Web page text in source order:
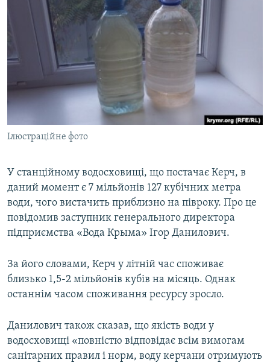
ВСЕ ЗА ДЕНЬ
СПЕЦПРОЕКТИ
ДЕПОРТАЦІЯ
ВІДЕОУРОКИ «ELIFBE»
СВІДЧЕННЯ ОКУПАЦІЇ
УКРАЇНСЬКА ПРОБЛЕМА КРИМУ
ІНФОГРАФІКА
ЯК ОБІЙТИ БЛОКУВАННЯ
Русский
Qırımtatar
ДОЛУЧАЙСЯ!
Ілюстраційне фото
У станційному водосховищі, що постачає Керч, в
даний момент є 7 мільйонів 127 кубічних метра
води, чого вистачить приблизно на півроку. Про це
повідомив заступник генерального директора
підприємства «Вода Крыма» Ігор Данилович.
За його словами, Керч у літній час споживає
близько 1,5-2 мільйонів кубів на місяць. Однак
останнім часом споживання ресурсу зросло.
Данилович також сказав, що якість води у
водосховищі «повністю відповідає всім вимогам
санітарних правил і норм, воду керчани отримують